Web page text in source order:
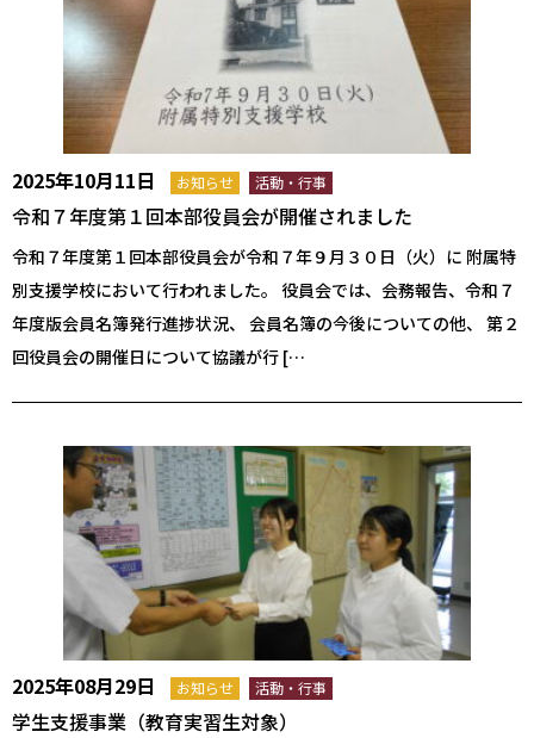
2025年10月11日 お知らせ 活動・行事
令和７年度第１回本部役員会が開催されました
令和７年度第１回本部役員会が令和７年９月３０日（火）に 附属特
別支援学校において行われました。 役員会では、会務報告、令和７
年度版会員名簿発行進捗状況、 会員名簿の今後についての他、 第２
回役員会の開催日について協議が行 […
2025年08月29日 お知らせ 活動・行事
学生支援事業（教育実習生対象）